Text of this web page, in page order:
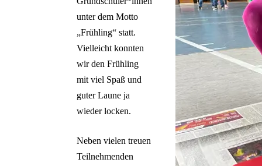
unter dem Motto
„Frühling“ statt.
Vielleicht konnten
wir den Frühling
mit viel Spaß und
guter Laune ja
wieder locken.
Neben vielen treuen
Teilnehmenden